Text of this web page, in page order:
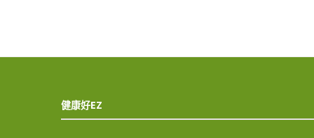
健康好EZ